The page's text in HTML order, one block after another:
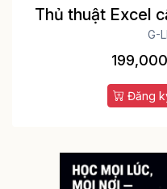
Thủ thuật Excel
dân
G-
199,000
Đăng